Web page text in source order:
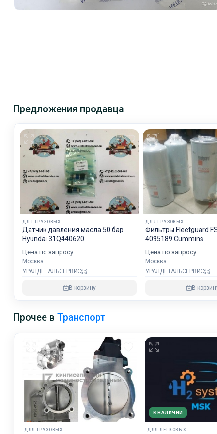
Предложения продавца
ДЛЯ ГРУЗОВЫХ
Датчик давления масла 50 бар
Hyundai 31Q440620
Цена по запросу
Москва
УРАЛДЕТАЛЬСЕРВИС
В корзину
ДЛЯ ГРУЗОВЫХ
Фильтры Fleetguard
4095189 Cummins
Цена по запросу
Москва
УРАЛДЕТАЛЬСЕРВИС
В
Прочее вТранспорт
ДЛЯ ГРУЗОВЫХ
В НАЛИЧИИ
ДЛЯ ЛЕГКОВЫХ